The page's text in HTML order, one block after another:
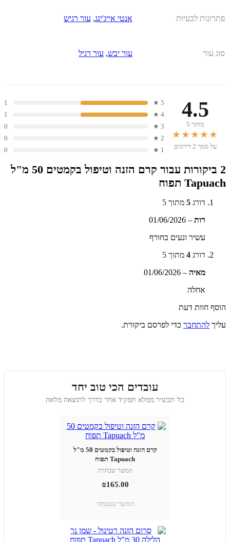
פתרונות לבעיות אנטי אייג'ינג, עור רגיש
סוג עור עור יבש, עור רגיל
4.5
מתוך 5
★★★★★
על סמך 2 דירוגים
5 ★
1
4 ★
1
3 ★
0
2 ★
0
1 ★
0
2 ביקורות עבור
קרם הזנה וטיפול בקמטים 50 מ"ל
Tapuach תפוח
דורג 5 מתוך 5
רות –
01/06/2026
עשיר ונעים בחורף
דורג 4 מתוך 5
מאיה –
01/06/2026
אחלה
הוסף חוות דעת
עליך להתחבר כדי לפרסם ביקורת.
עובדים הכי טוב יחד
כל תכשיר ממלא תפקיד אחר בדרך לתוצאה מלאה
קרם הזנה וטיפול בקמטים 50 מ"ל
Tapuach תפוח
המוצר שבחרת
₪165.00
המוצר שבעמוד